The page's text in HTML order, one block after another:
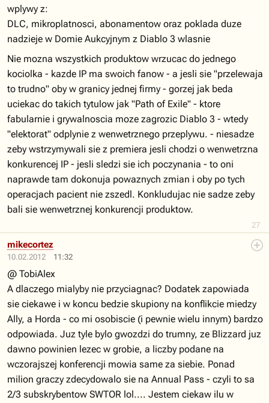
27
wplywy z:
DLC, mikroplatnosci, abonamentow oraz poklada duze
nadzieje w Domie Aukcyjnym z Diablo 3 wlasnie
Nie mozna wszystkich produktow wrzucac do jednego
kociolka - kazde IP ma swoich fanow - a jesli sie "przelewaja
to trudno" oby w granicy jednej firmy - gorzej jak beda
uciekac do takich tytulow jak "Path of Exile" - ktore
fabularnie i grywalnoscia moze zagrozic Diablo 3 - wtedy
"elektorat" odplynie z wenwetrznego przeplywu. - niesadze
zeby wstrzymywali sie z premiera jesli chodzi o wenwetrzna
konkurencej IP - jesli sledzi sie ich poczynania - to oni
naprawde tam dokonuja powaznych zmian i oby po tych
operacjach pacient nie zszedl. Konkludujac nie sadze zeby
bali sie wenwetrznej konkurencji produktow.
10.02.2012 11:32
mikecortez
@ TobiAlex
A dlaczego mialyby nie przyciagnac? Dodatek zapowiada
sie ciekawe i w koncu bedzie skupiony na konflikcie miedzy
Ally, a Horda - co mi osobiscie (i pewnie wielu innym) bardzo
odpowiada. Juz tyle bylo gwozdzi do trumny, ze Blizzard juz
dawno powinien lezec w grobie, a liczby podane na
wczorajszej konferencji mowia same za siebie. Ponad
milion graczy zdecydowalo sie na Annual Pass - czyli to sa
2/3 subskrybentow SWTOR lol.... Jestem ciekaw ilu w